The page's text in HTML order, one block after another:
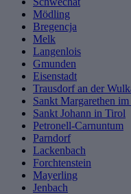
Mödling
Bregencja
Melk
Langenlois
Gmunden
Eisenstadt
Trausdorf an der
Sankt Margarethen
Sankt Johann in Tirol
Petronell-Carnuntum
Parndorf
Lackenbach
Forchtenstein
Mayerling
Jenbach